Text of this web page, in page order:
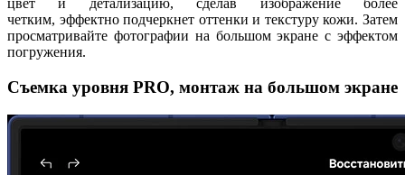
цвет и детализацию, сделав изображение более
четким, эффектно подчеркнет оттенки и текстуру кожи. Затем
просматривайте фотографии на большом экране с эффектом
погружения.
Съемка уровня PRO, монтаж на большом экране